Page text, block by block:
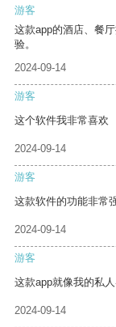
游客
这款app的酒店、餐
验。
2024-09-14
游客
这个软件我非常喜欢
2024-09-14
游客
这款软件的功能非常
2024-09-14
游客
这款app就像我的私
2024-09-14